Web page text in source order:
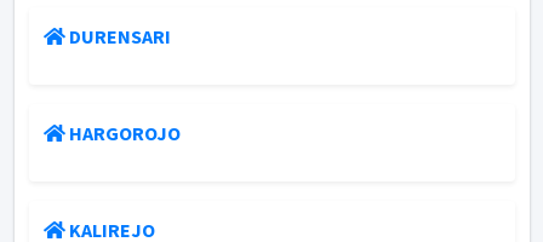
DURENSARI
HARGOROJO
KALIREJO